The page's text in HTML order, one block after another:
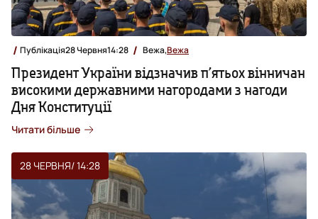
Публікація28 Червня14:28 Вежа,Вежа
Президент України відзначив п’ятьох вінничан
високими державними нагородами з нагоди
Дня Конституції
Читати більше
28 ЧЕРВНЯ/ 14:28